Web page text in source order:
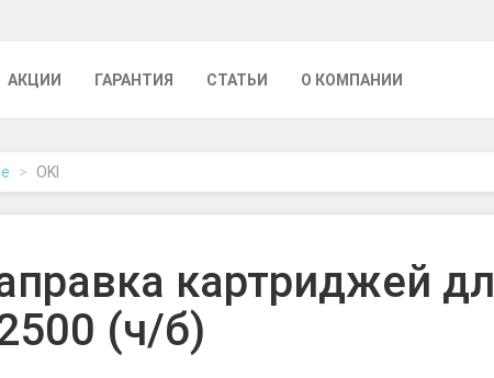
АКЦИИ ГАРАНТИЯ СТАТЬИ О КОМПАНИИ
OKI
картриджей
(ч/б)